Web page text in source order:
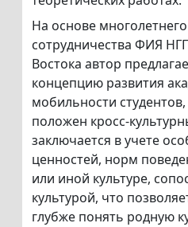
На основе
сотрудничества ФИЯ
Востока автор
концепцию развития
мобильности
положен кросс-
заключается в учете
ценностей, норм
или иной культуре,
культурой, что
глубже понять родную